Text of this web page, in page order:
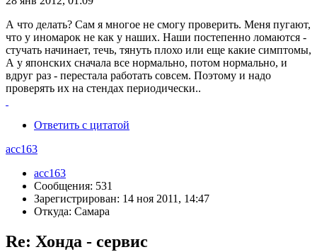
А что делать? Сам я многое не смогу проверить. Меня пугают,
что у иномарок не как у наших. Наши постепенно ломаются -
стучать начинает, течь, тянуть плохо или еще какие симптомы,
А у японских сначала все нормально, потом нормально, и
вдруг раз - перестала работать совсем. Поэтому и надо
проверять их на стендах периодически..
Ответить с цитатой
acc163
acc163
Сообщения: 531
Зарегистрирован: 14 ноя 2011, 14:47
Откуда: Самара
Re: Хонда - сервис